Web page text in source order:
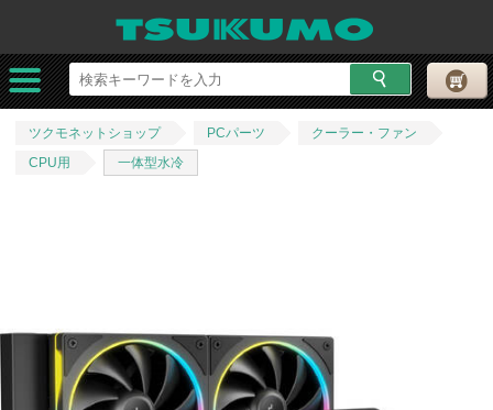
ツクモネットショップ PCパーツ
クーラー・ファン
CPU用
一体型水冷